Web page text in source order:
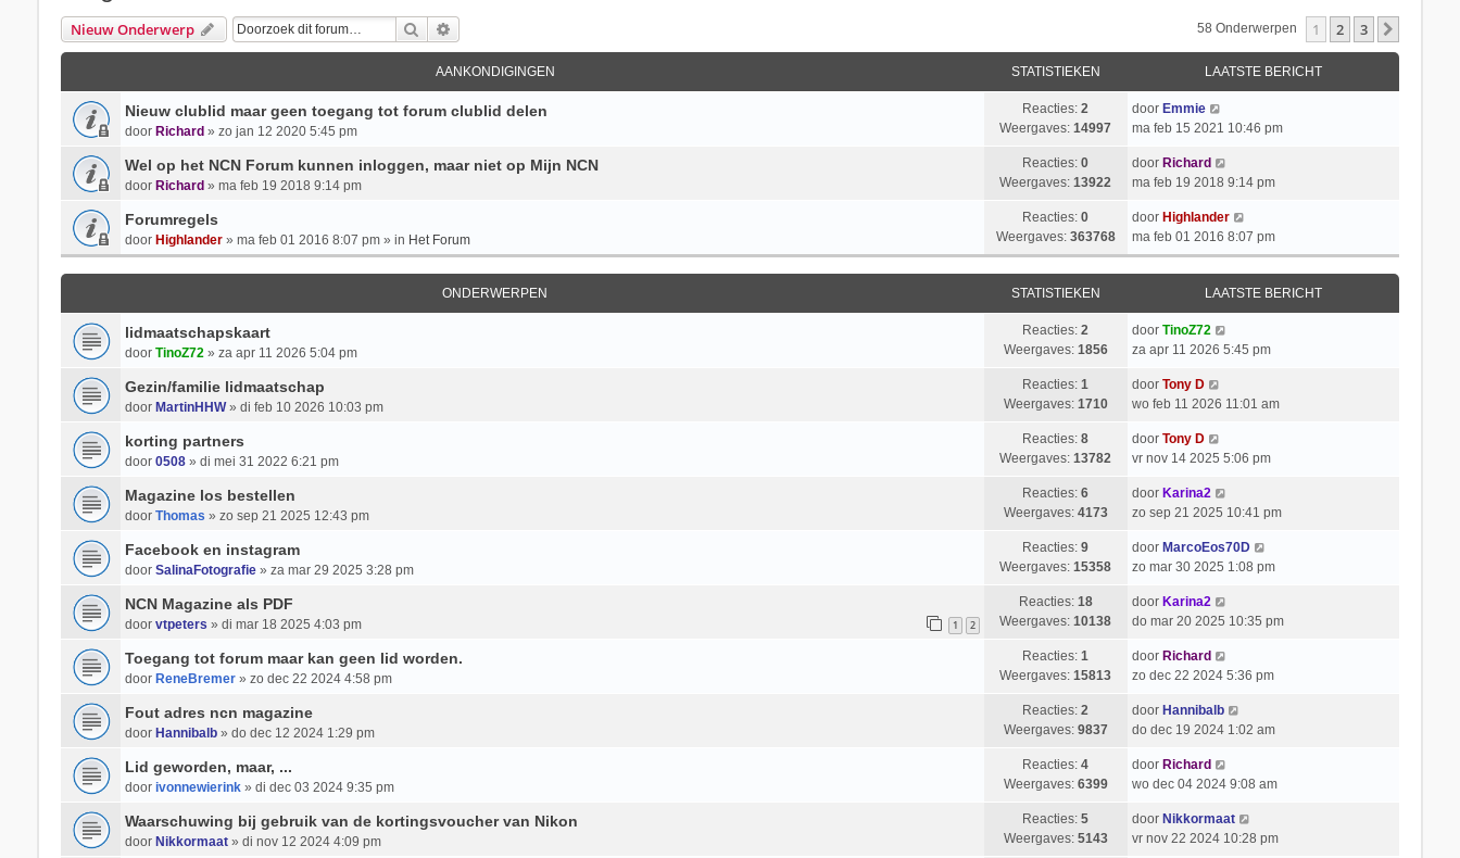
Nieuw Onderwerp Zoek 58 Onderwerpen 1 2 3
AANKONDIGINGEN STATISTIEKEN LAATSTE BERICHT
Nieuw clublid maar geen toegang tot forum clublid delen
door Richard » zo jan 12 2020 5:45 pm
Reacties:2
Weergaves:14997
door Emmie
ma feb 15 2021 10:46 pm
Wel op het NCN Forum kunnen inloggen, maar niet op Mijn NCN
door Richard » ma feb 19 2018 9:14 pm
Reacties:0
Weergaves:13922
door Richard
ma feb 19 2018 9:14 pm
Forumregels
door Highlander» ma feb 01 2016 8:07 pm » in Het Forum
Reacties:0
Weergaves: 363768
door Highlander
ma feb 01 2016 8:07 pm
ONDERWERPEN STATISTIEKEN LAATSTE BERICHT
lidmaatschapskaart
door TinoZ72» za apr 11 2026 5:04 pm
Reacties:2
Weergaves: 1856
door TinoZ72
za apr 11 2026 5:45 pm
Gezin/familie lidmaatschap
door MartinHHW» di feb 10 2026 10:03 pm
Reacties:1
Weergaves: 1710
door Tony D
wo feb 11 2026 11:01 am
korting partners
door 0508» di mei 31 2022 6:21 pm
Reacties:8
Weergaves:13782
door Tony D
vr nov 14 2025 5:06 pm
Magazine los bestellen
door Thomas » zo sep 21 2025 12:43 pm
Reacties:6
Weergaves: 4173
door Karina2
zo sep 21 2025 10:41 pm
Facebook en instagram
door SalinaFotografie» za mar 29 2025 3:28 pm
Reacties:9
Weergaves:15358
door MarcoEos70D
zo mar 30 2025 1:08 pm
NCN Magazine als PDF
door vtpeters » di mar 18 2025 4:03 pm 1 2
Reacties: 18
Weergaves:10138
door Karina2
do mar 20 2025 10:35 pm
Toegang tot forum maar kan geen lid worden.
door ReneBremer» zo dec 22 2024 4:58 pm
Reacties:1
Weergaves:15813
door Richard
zo dec 22 2024 5:36 pm
Fout adres ncn magazine
door Hannibalb» do dec 12 2024 1:29 pm
Reacties:2
Weergaves: 9837
door Hannibalb
do dec 19 2024 1:02 am
Lid geworden, maar, ...
door ivonnewierink» di dec 03 2024 9:35 pm
Reacties:4
Weergaves: 6399
door Richard
wo dec 04 2024 9:08 am
Waarschuwing bij gebruik van de kortingsvoucher van Nikon
door Nikkormaat» di nov 12 2024 4:09 pm
Reacties:5
Weergaves: 5143
door Nikkormaat
vr nov 22 2024 10:28 pm